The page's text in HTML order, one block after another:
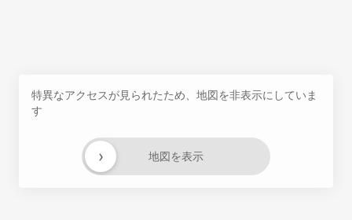
特異なアクセスが見られたため、地図を非表示にしていま
す
地図を表示
›